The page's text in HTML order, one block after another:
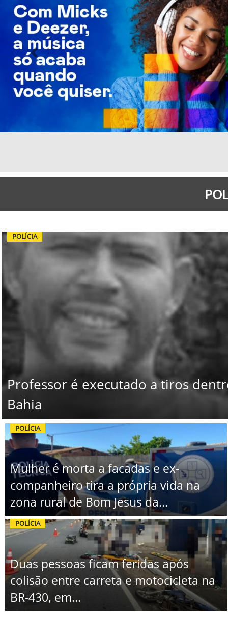
Previous
POLÍCIA
Professor é executado a tiros
Bahia
POLÍCIA
Mulher é morta a facadas e ex-
companheiro tira a própria vida na
zona rural de Bom Jesus da...
POLÍCIA
Duas pessoas ficam feridas após
colisão entre carreta e motocicleta na
BR-430, em...